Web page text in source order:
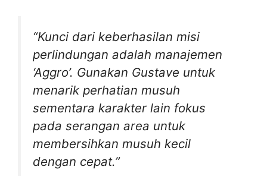
“Kunci dari keberhasilan misi
perlindungan adalah manajemen
‘Aggro’. Gunakan Gustave untuk
menarik perhatian musuh
sementara karakter lain fokus
pada serangan area untuk
membersihkan musuh kecil
dengan cepat.”